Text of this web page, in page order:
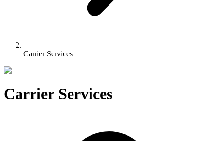
Carrier Services
Carrier Services